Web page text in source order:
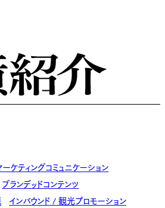
ケティングコミュニケーション
ブランデッドコンテンツ
インバウンド / 観光プロモーション